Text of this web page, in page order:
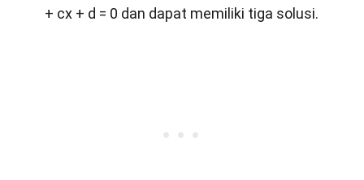
+ cx + d = 0 dan dapat memiliki tiga solusi.